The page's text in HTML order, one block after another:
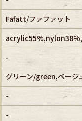
Fafatt/ファファット
-
グリーン/green,ベー
-
-